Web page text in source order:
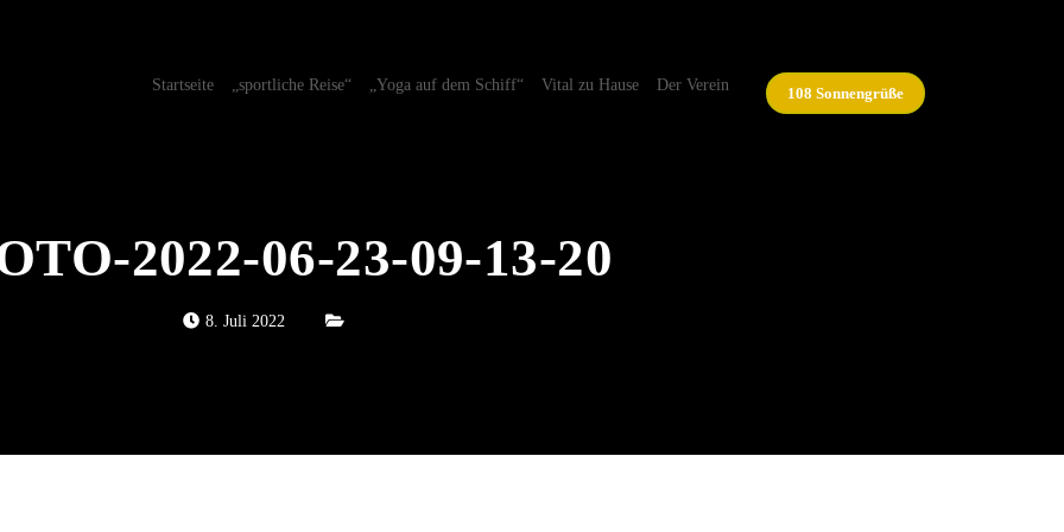
Startseite „sportliche Reise“ „Yoga auf dem Schiff“ Vital zu Hause Der Verein 108 Sonnengrüße
2022-06-23-09-13-20
8. Juli 2022